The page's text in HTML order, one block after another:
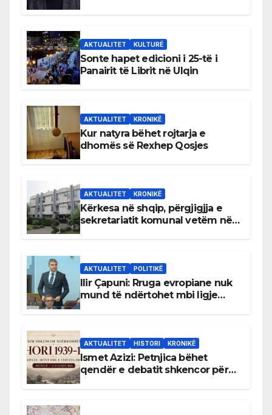
AKTUALITET KULTURË
Sonte hapet edicioni i 25-të i
Panairit të Librit në Ulqin
AKTUALITET KRONIKË
Kur natyra bëhet rojtarja e
dhomës së Rexhep Qosjes
AKTUALITET KRONIKË
Kërkesa në shqip, përgjigjja e
sekretariatit komunal vetëm në
AKTUALITET POLITIKË
Ilir Çapuni: Rruga evropiane nuk
mund të ndërtohet mbi ligje
AKTUALITET HISTORI KRONIKË
Ismet Azizi: Petnjica bëhet
qendër e debatit shkencor për